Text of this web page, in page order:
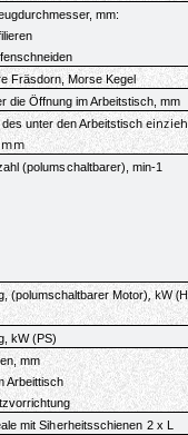
mm:
Fräsdorn, Morse Kegel
die Öffnung im Arbeitstisch , mm
unter den Arbeitstisch
mm
(polumschaltbarer), min-1
(polumschaltbarer Motor), kW
kW (PS)
mm
Arbeittisch
mit Siherheitsschienen 2 х L